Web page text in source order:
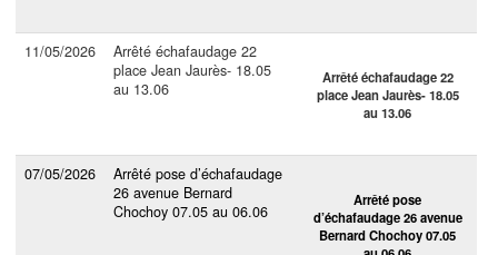
11/05/2026
Arrêté échafaudage 22
place Jean Jaurès- 18.05
au 13.06
Arrêté échafaudage 22
place Jean Jaurès- 18.05
au 13.06
07/05/2026
Arrêté pose d’échafaudage
26 avenue Bernard
Chochoy 07.05 au 06.06
Arrêté pose
d’échafaudage 26 avenue
Bernard Chochoy 07.05